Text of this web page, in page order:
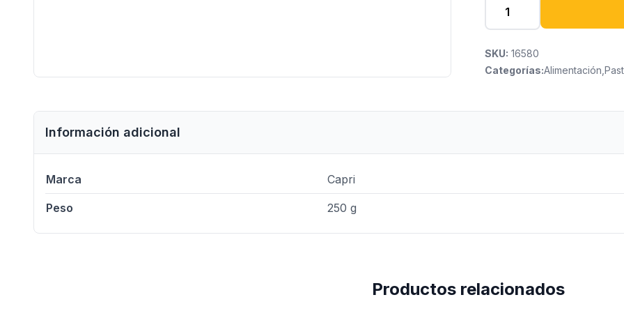
SKU: 16580
Categorías:Alimentación
Información adicional
Marca Capri
Peso 250 g
Productos relacionados